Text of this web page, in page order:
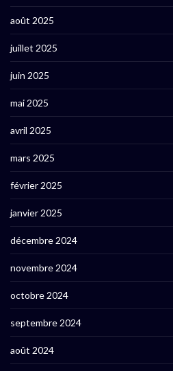
août 2025
juillet 2025
juin 2025
mai 2025
avril 2025
mars 2025
février 2025
janvier 2025
décembre 2024
novembre 2024
octobre 2024
septembre 2024
août 2024